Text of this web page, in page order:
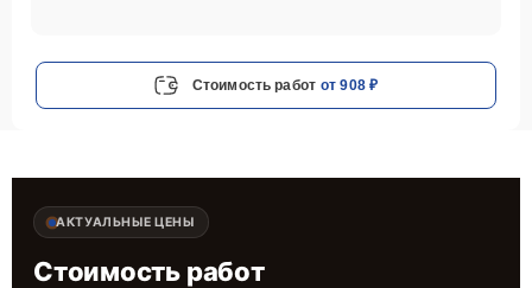
Стоимость работ от 908 ₽
АКТУАЛЬНЫЕ ЦЕНЫ
Стоимость работ